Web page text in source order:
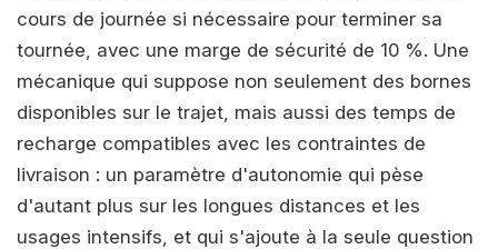
cours de journée si nécessaire pour terminer sa
tournée, avec une marge de sécurité de 10 %. Une
mécanique qui suppose non seulement des bornes
disponibles sur le trajet, mais aussi des temps de
recharge compatibles avec les contraintes de
livraison : un paramètre d'autonomie qui pèse
d'autant plus sur les longues distances et les
usages intensifs, et qui s'ajoute à la seule question